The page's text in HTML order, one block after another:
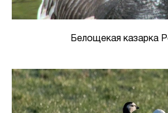
Белощекая казарка